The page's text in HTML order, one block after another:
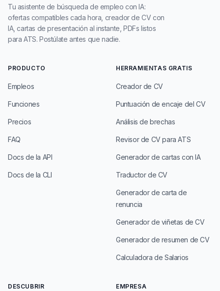
Tu asistente de búsqueda de empleo con IA:
ofertas compatibles cada hora, creador de CV con
IA, cartas de presentación al instante, PDFs listos
para ATS. Postúlate antes que nadie.
PRODUCTO
Empleos
Funciones
Precios
FAQ
Docs de la API
Docs de la CLI
HERRAMIENTAS GRATIS
Creador de CV
Puntuación de encaje del CV
Análisis de brechas
Revisor de CV para ATS
Generador de cartas con IA
Traductor de CV
Generador de carta de
renuncia
Generador de viñetas de CV
Generador de resumen de CV
Calculadora de Salarios
DESCUBRIR EMPRESA